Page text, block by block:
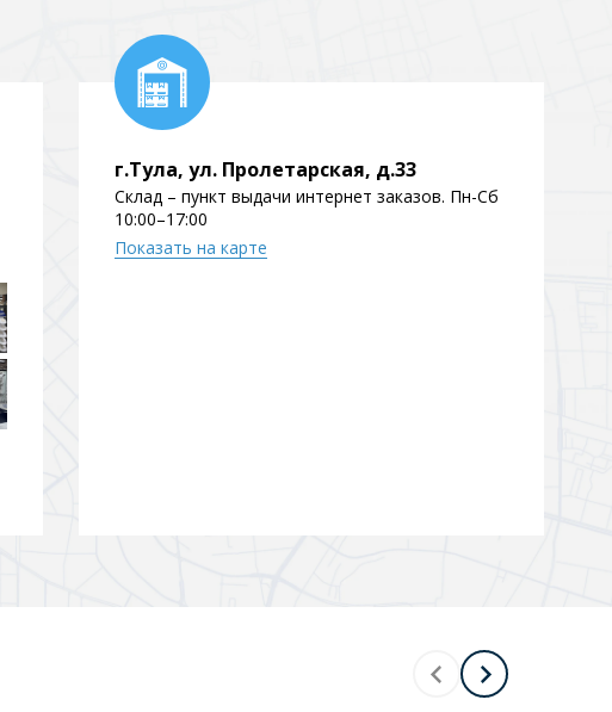
г.Тула, ул. Пролетарская, д.33
Склад – пункт выдачи интернет заказов. Пн-Сб
10:00–17:00
Показать на карте